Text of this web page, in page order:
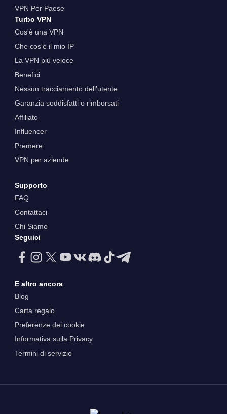
VPN Per Paese
Turbo VPN
Cos'è una VPN
Che cos'è il mio IP
La VPN più veloce
Benefici
Nessun tracciamento dell'utente
Garanzia soddisfatti o rimborsati
Affiliato
Influencer
Premere
VPN per aziende
Supporto
FAQ
Contattaci
Chi Siamo
Seguici
E altro ancora
Blog
Carta regalo
Preferenze dei cookie
Informativa sulla Privacy
Termini di servizio